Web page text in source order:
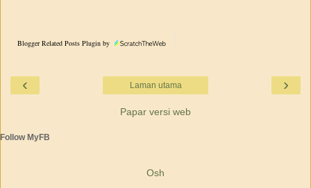
Blogger Related Posts Plugin by
‹ ›
Laman utama
Papar versi web
Follow MyFB
Osh